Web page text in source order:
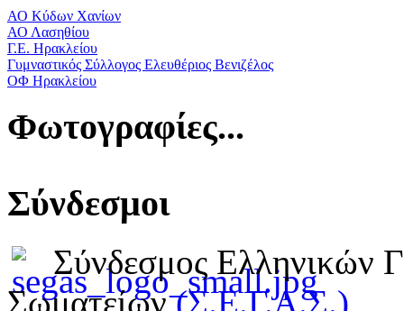
ΑΟ Κύδων Χανίων
ΑΟ Λασηθίου
Γ.Ε. Ηρακλείου
Γυμναστικός Σύλλογος Ελευθέριος Βενιζέλος
ΟΦ Ηρακλείου
Φωτογραφίες...
Σύνδεσμοι
Σύνδεσμος Ελληνικών
Σωματείων (Σ.Ε.Γ.Α.Σ.)